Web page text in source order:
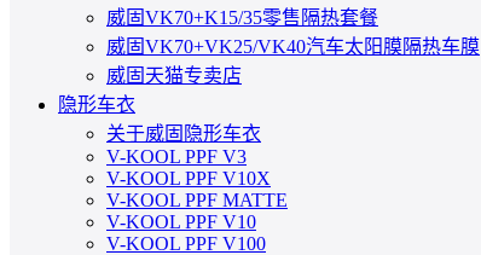
威固VK70+K15/35零售隔热套餐
威固VK70+VK25/VK40汽车太阳膜隔热车膜
威固天猫专卖店
隐形车衣
关于威固隐形车衣
V-KOOL PPF V3
V-KOOL PPF V10X
V-KOOL PPF MATTE
V-KOOL PPF V10
V-KOOL PPF V100